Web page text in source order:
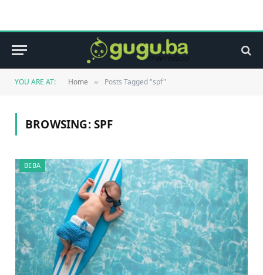
YOU ARE AT: Home » Posts Tagged "spf"
BROWSING:SPF
BEBA